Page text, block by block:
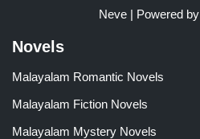
Neve| Powered by
Novels
Malayalam Romantic Novels
Malayalam Fiction Novels
Malayalam Mystery Novels